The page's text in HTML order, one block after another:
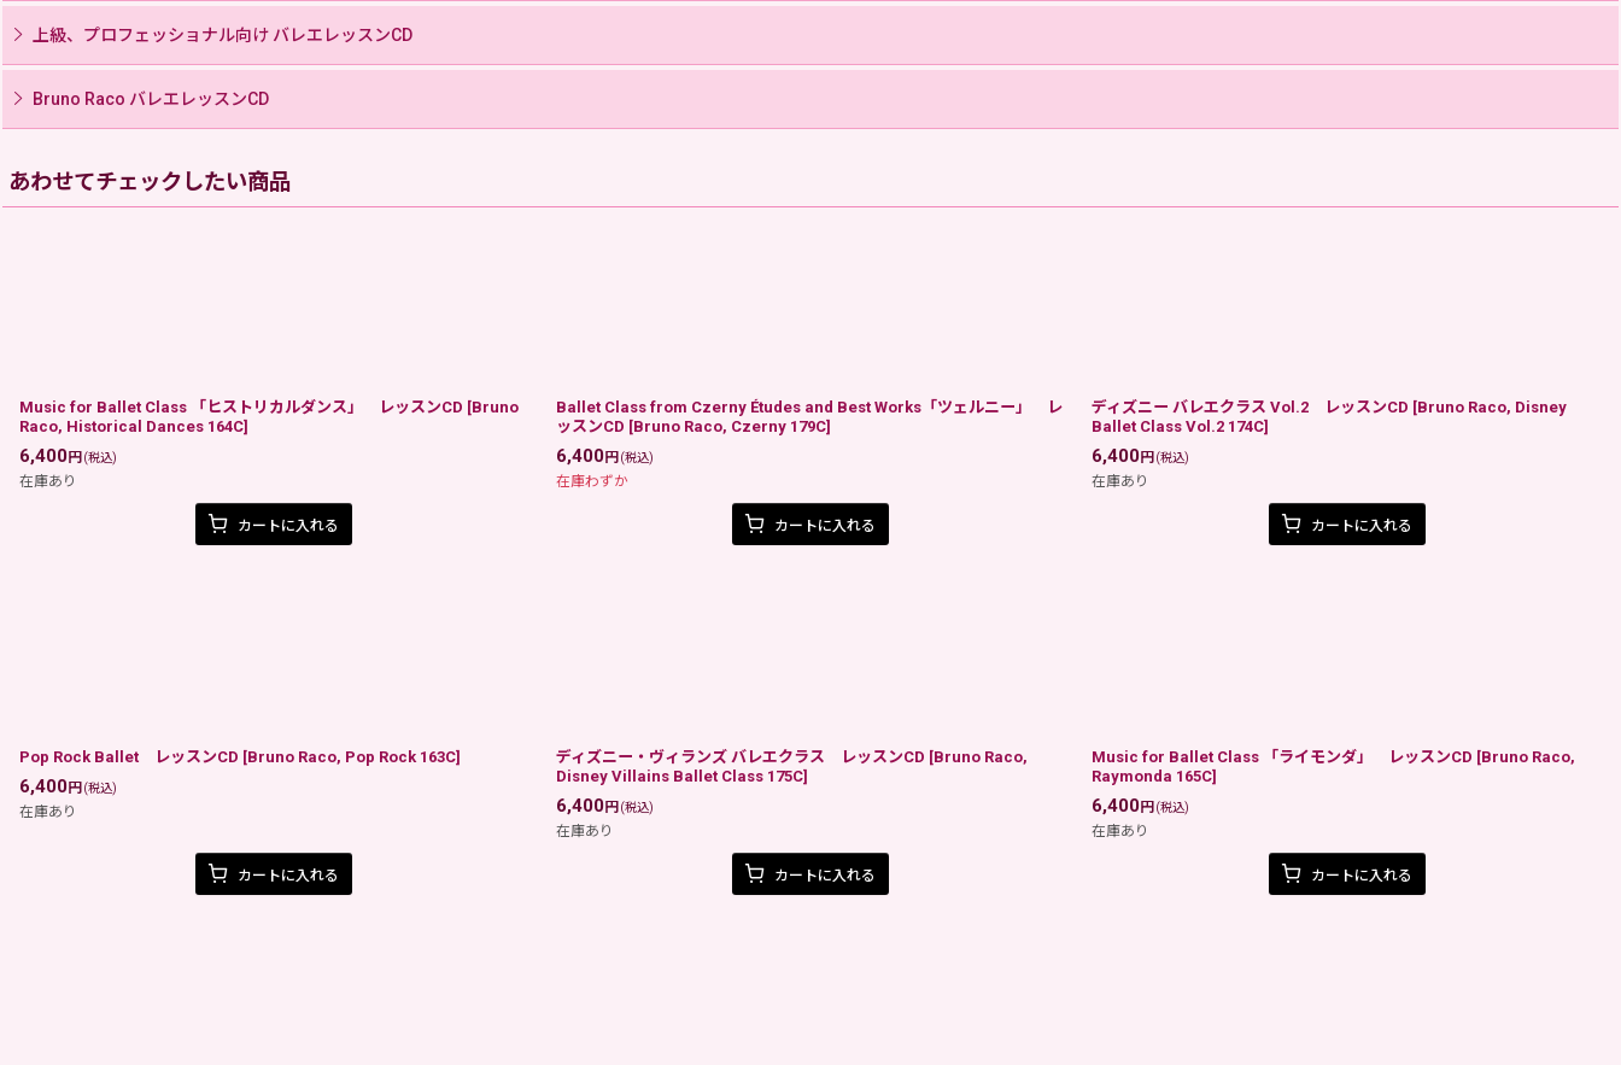
上級、プロフェッショナル向け バレエレッスンCD
Bruno Raco バレエレッスンCD
あわせてチェックしたい商品
Music for Ballet Class 「ヒストリカルダンス」 レッスンCD [Bruno
Raco, Historical Dances 164C]
6,400円(税込)
在庫あり
カートに入れる
Ballet Class from Czerny Études and Best Works「ツェルニー」 レ
ッスンCD [Bruno Raco, Czerny 179C]
6,400円 (税込)
在庫わずか
カートに入れる
ディズニー バレエクラス Vol.2 レッスンCD [Bruno Raco, Disney
Ballet Class Vol.2 174C]
6,400円(税込)
在庫あり
カートに入れる
Pop Rock Ballet レッスンCD [Bruno Raco, Pop Rock 163C]
6,400円(税込)
在庫あり
カートに入れる
ディズニー・ヴィランズ バレエクラス レッスンCD [Bruno Raco,
Disney Villains Ballet Class 175C]
6,400円 (税込)
在庫あり
カートに入れる
Music for Ballet Class 「ライモンダ」 レッスンCD [Bruno Raco,
Raymonda 165C]
6,400円(税込)
在庫あり
カートに入れる